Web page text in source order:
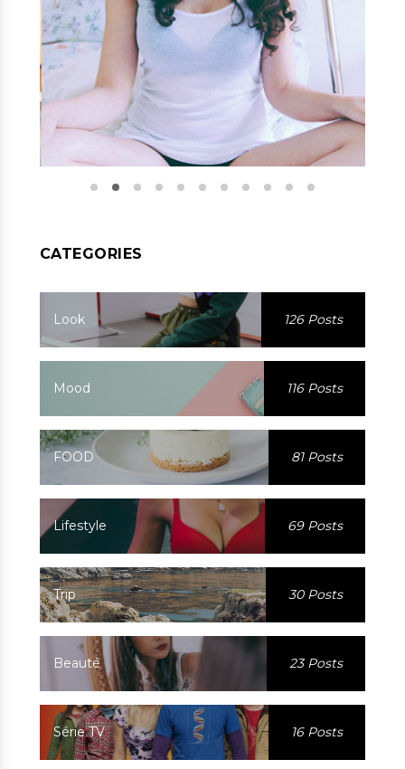
CATEGORIES
Look 126 Posts
Mood 116 Posts
FOOD 81 Posts
Lifestyle 69 Posts
Trip 30 Posts
Beauté 23 Posts
Série TV 16 Posts